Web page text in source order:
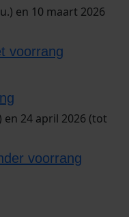
en 10 maart 2026
voorrang
en 24 april 2026 (tot
voorrang